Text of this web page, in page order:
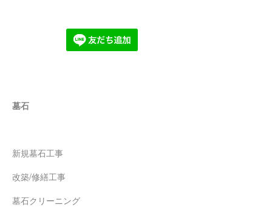
墓石
新規墓石工事
改築/修繕工事
墓石クリーニング